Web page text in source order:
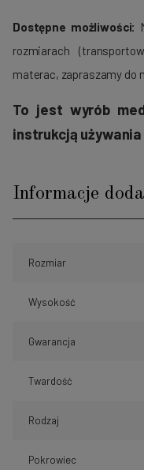
Dostępne możliwości:
rozmiarach
materac, zapraszamy do
To jest wyrób
instrukcją
Informacje
Rozmiar
Wysokość
Gwarancja
Twardość
Rodzaj
Pokrowiec